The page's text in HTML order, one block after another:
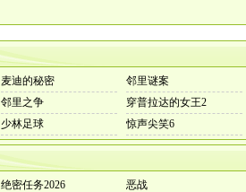
麦迪的秘密 邻里谜案
邻里之争 穿普拉达的女王2
少林足球 惊声尖笑6
绝密任务2026 恶战